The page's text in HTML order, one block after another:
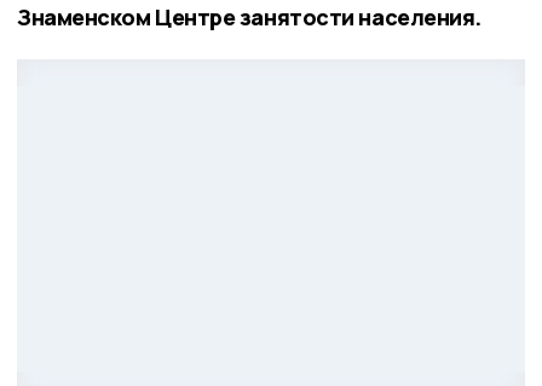
Знаменском Центре занятости населения.